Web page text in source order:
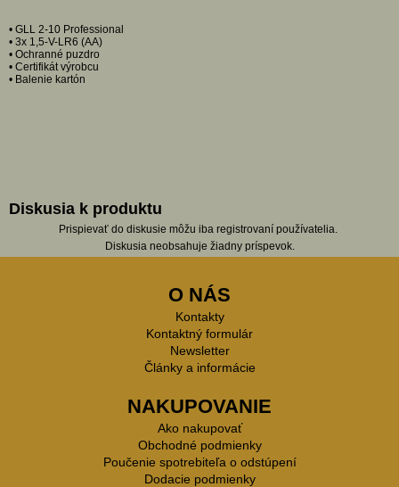
• GLL 2-10 Professional
• 3x 1,5-V-LR6 (AA)
• Ochranné puzdro
• Certifikát výrobcu
• Balenie kartón
Diskusia k produktu
Prispievať do diskusie môžu iba registrovaní používatelia.
Diskusia neobsahuje žiadny príspevok.
O NÁS
Kontakty
Kontaktný formulár
Newsletter
Články a informácie
NAKUPOVANIE
Ako nakupovať
Obchodné podmienky
Poučenie spotrebiteľa o odstúpení
Dodacie podmienky